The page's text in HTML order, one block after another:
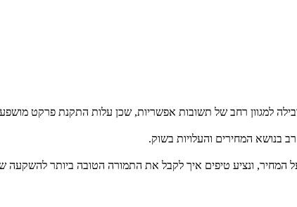
למגוון רחב של תשובות אפשריות, שכן עלות התקנת פרקט
המחיר, ונציע טיפים איך לקבל את התמורה הטובה ביותר להשקעה